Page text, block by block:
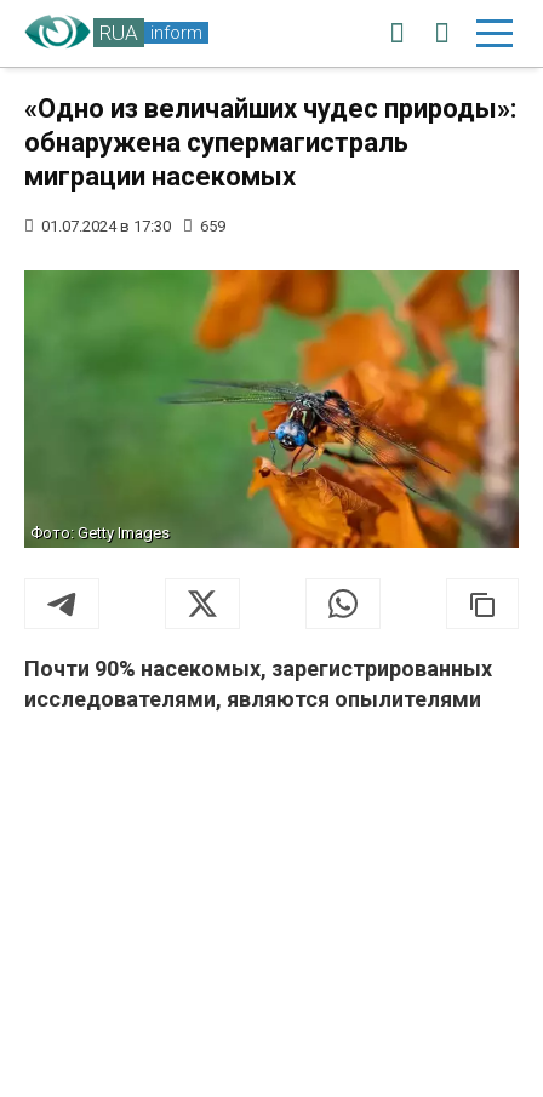
RUA inform
«Одно из величайших чудес природы»:
обнаружена супермагистраль
миграции насекомых
01.07.2024 в 17:30 659
Фото: Getty Images
Почти 90% насекомых, зарегистрированных
исследователями, являются опылителями